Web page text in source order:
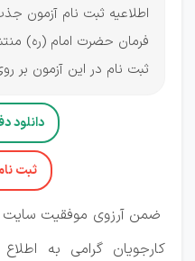
اطلاعیه ثبت نام آزمون
فرمان حضرت امام (ره)
ثبت نام در این آزمون بر
دانلود
ثبت
ضمن آرزوی موفقیت سایت
کارجویان گرامی به